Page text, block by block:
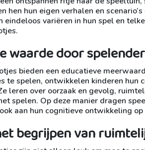
hen hun eigen verhalen en
eindeloos variëren in hun spel en
waarde door
bieden een educatieve
te spelen, ontwikkelen kinderen
leren over oorzaak en gevolg,
spelen. Op deze manier dragen
aan hun cognitieve ontwikkeling
begrijpen van